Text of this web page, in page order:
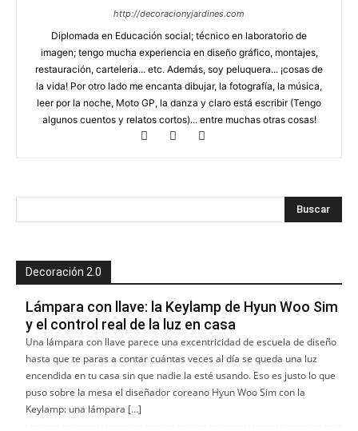
http://decoracionyjardines.com
Diplomada en Educación social; técnico en laboratorio de
imagen; tengo mucha experiencia en diseño gráfico, montajes,
restauración, carteleria... etc. Además, soy peluquera... ¡cosas de
la vida! Por otro lado me encanta dibujar, la fotografía, la música,
leer por la noche, Moto GP, la danza y claro está escribir (Tengo
algunos cuentos y relatos cortos)... entre muchas otras cosas!
Decoración 2.0
Lámpara con llave: la Keylamp de Hyun Woo Sim
y el control real de la luz en casa
Una lámpara con llave parece una excentricidad de escuela de diseño
hasta que te paras a contar cuántas veces al día se queda una luz
encendida en tu casa sin que nadie la esté usando. Eso es justo lo que
puso sobre la mesa el diseñador coreano Hyun Woo Sim con la
Keylamp: una lámpara […]